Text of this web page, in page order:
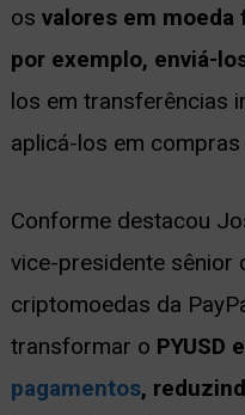
os valores em moeda
por exemplo, enviá-
los em transferências
aplicá-los em
Conforme destacou
vice-presidente sênior
criptomoedas da
transformar o PYUSD
pagamentos,